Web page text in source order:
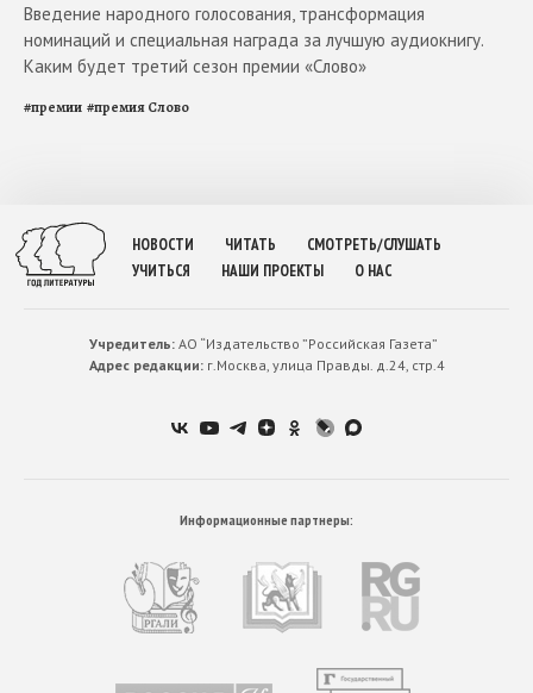
Введение народного голосования, трансформация
номинаций и специальная награда за лучшую аудиокнигу.
Каким будет третий сезон премии «Слово»
#премии #премия Слово
НОВОСТИ ЧИТАТЬ
СМОТРЕТЬ/СЛУШАТЬ
УЧИТЬСЯ
НАШИ ПРОЕКТЫ О НАС
Учредитель:АО “Издательство ”Российская Газета”
Адрес редакции:г.Москва, улица Правды. д.24, стр.4
Информационные партнеры: